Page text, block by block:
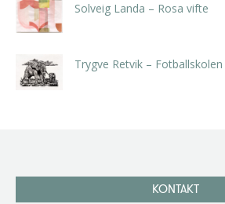
Solveig Landa – Rosa vifte
Trygve Retvik – Fotballskolen
KONTAKT